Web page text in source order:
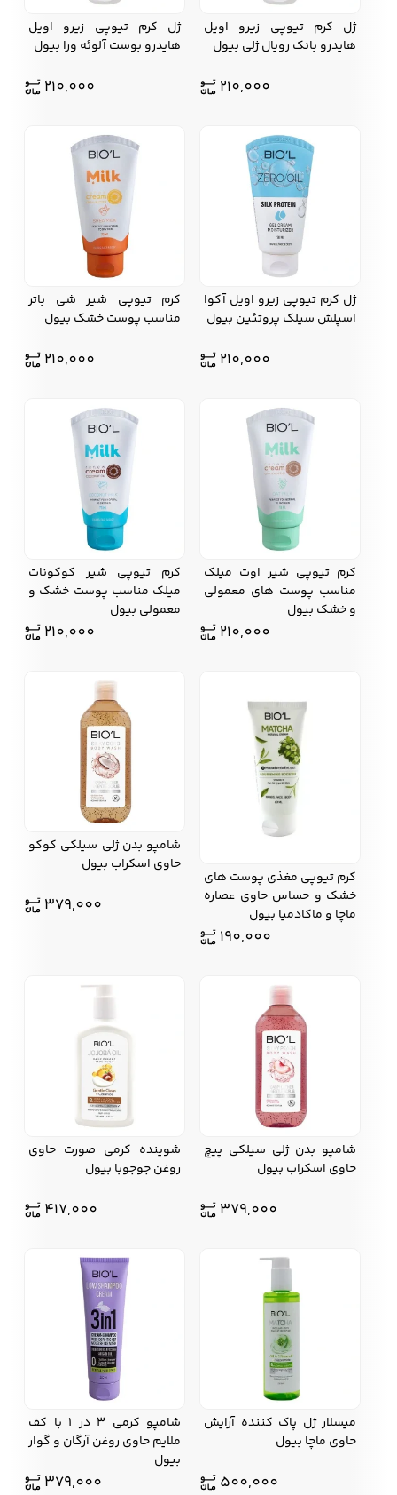
ژل کرم تیوپی زیرو اویل
هایدرو بانک رویال ژلی بیول
210,000
ژل کرم تیوپی زیرو اویل
هایدرو بوست آلوئه ورا بیول
210,000
ژل کرم تیوپی زیرو اویل آکوا
اسپلش سیلک پروتئین بیول
210,000
کرم تیوپی شیر شی باتر
مناسب پوست خشک بیول
210,000
کرم تیوپی شیر اوت میلک
مناسب پوست های معمولی
و خشک بیول
210,000
کرم تیوپی شیر کوکونات
میلک مناسب پوست خشک و
معمولی بیول
210,000
کرم تیوپی مغذی پوست های
خشک و حساس حاوی عصاره
ماچا و ماکادمیا بیول
190,000
شامپو بدن ژلی سیلکی کوکو
حاوی اسکراب بیول
379,000
شامپو بدن ژلی سیلکی پیچ
حاوی اسکراب بیول
379,000
شوینده کرمی صورت حاوی
روغن جوجوبا بیول
417,000
میسلار ژل پاک کننده آرایش
حاوی ماچا بیول
500,000
شامپو کرمی 3 در 1 با كف
ملايم حاوي روغن آرگان و گوار
بیول
379,000